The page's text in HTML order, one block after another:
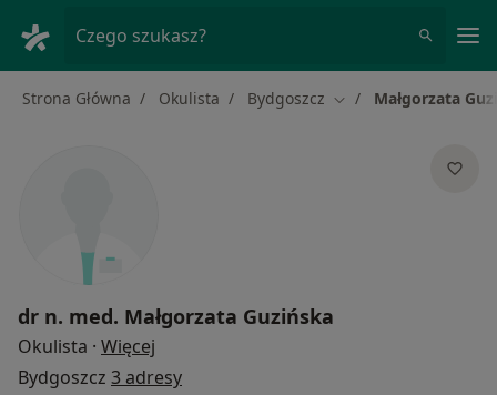
Czego szukasz?
Strona Główna Okulista Bydgoszcz Zmień miasto
Małgorzata
dr n. med. Małgorzata Guzińska
Okulista · Więcej
Bydgoszcz 3 adresy